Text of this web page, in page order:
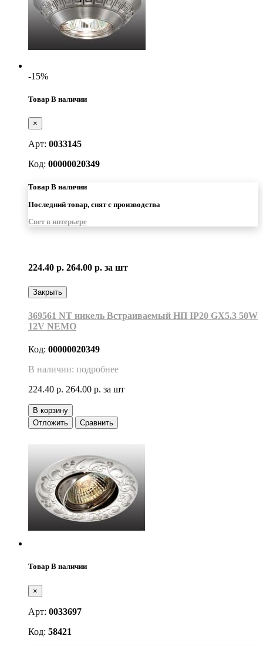
-15%
Товар В наличии
×
Арт: 0033145
Код: 00000020349
Товар В наличии
Последний товар, снят с производства
Свет в интерьере
224.40 р. 264.00 р. за шт
Закрыть
369561 NT никель Встраиваемый НП IP20 GX5.3 50W
12V NEMO
Код: 00000020349
В наличии: подробнее
224.40 р. 264.00 р. за шт
В корзину
Отложить
Сравнить
Товар В наличии
×
Арт: 0033697
Код: 58421